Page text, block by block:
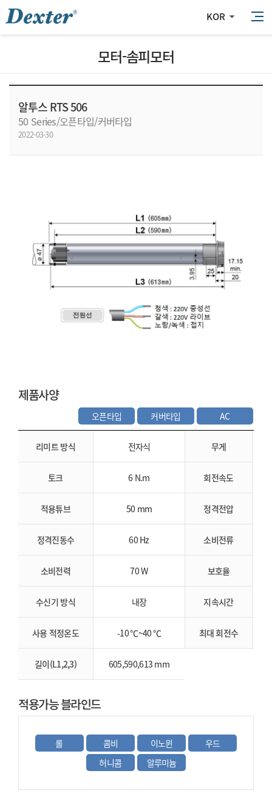
KOR
모터-솜피모터
알투스 RTS 506
50 Series/오픈타입/커버타입
2022-03-30
제품사양
오픈타입 커버타입 AC
리미트 방식 전자식 무게
토크 6 N.m 회전속도
적용튜브 50 mm 정격전압
정격진동수 60 Hz 소비전류
소비전력 70 W 보호율
수신기 방식 내장 지속시간
사용 적정온도 -10 ℃~40 ℃ 최대 회전수
길이(L1,2,3) 605,590,613 mm
적용가능 블라인드
롤 콤비 이노윈
우드
허니콤
알루미늄